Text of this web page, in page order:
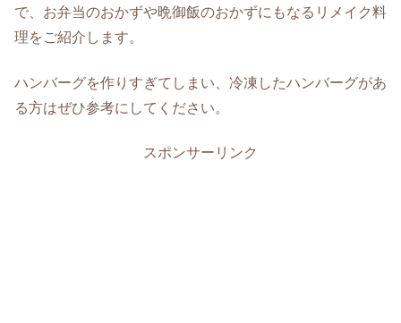
で、お弁当のおかずや晩御飯のおかずにもなるリメイク料
理をご紹介します。
ハンバーグを作りすぎてしまい、冷凍したハンバーグがあ
る方はぜひ参考にしてください。
スポンサーリンク